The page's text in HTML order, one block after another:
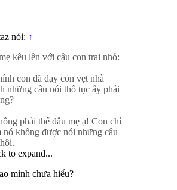
nói: ↑
kêu lên với cậu con trai nhỏ:
con đã dạy con vẹt nhà
những câu nói thô tục ấy phải
phải thế đâu mẹ ạ! Con chỉ
nó không được nói những câu
to expand...
mình chưa hiểu?